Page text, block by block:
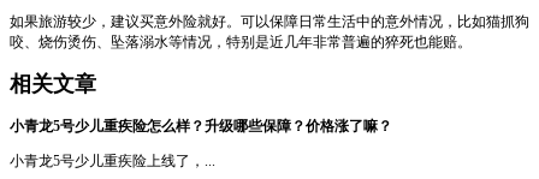
如果旅游较少，建议买意外险就好。可以保障日常生活中的意外情况，比如猫抓狗
咬、烧伤烫伤、坠落溺水等情况，特别是近几年非常普遍的猝死也能赔。
相关文章
小青龙5号少儿重疾险怎么样？升级哪些保障？价格涨了嘛？
小青龙5号少儿重疾险上线了，...